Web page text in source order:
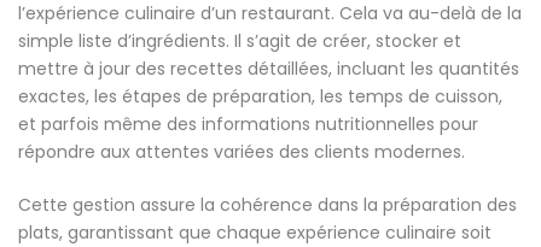
l’expérience culinaire d’un restaurant. Cela va au-delà de la
simple liste d’ingrédients. Il s’agit de créer, stocker et
mettre à jour des recettes détaillées, incluant les quantités
exactes, les étapes de préparation, les temps de cuisson,
et parfois même des informations nutritionnelles pour
répondre aux attentes variées des clients modernes.
Cette gestion assure la cohérence dans la préparation des
plats, garantissant que chaque expérience culinaire soit